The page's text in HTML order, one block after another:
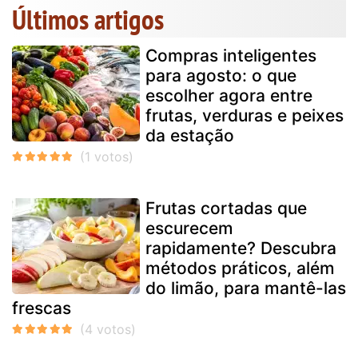
Últimos artigos
Compras inteligentes
para agosto: o que
escolher agora entre
frutas, verduras e peixes
da estação
Frutas cortadas que
escurecem
rapidamente? Descubra
métodos práticos, além
do limão, para mantê-las
frescas